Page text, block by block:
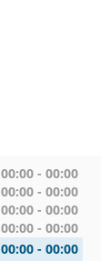
00:00 - 00:00
00:00 - 00:00
00:00 - 00:00
00:00 - 00:00
00:00 - 00:00